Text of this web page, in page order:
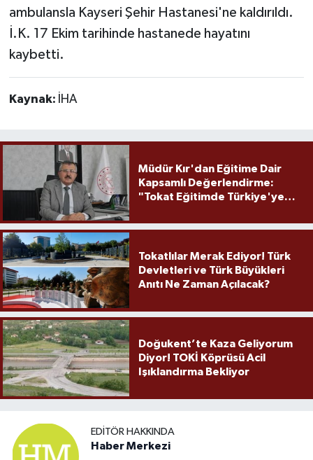
ambulansla Kayseri Şehir Hastanesi'ne kaldırıldı.
İ.K. 17 Ekim tarihinde hastanede hayatını
kaybetti.
Kaynak: İHA
Müdür Kır'dan Eğitime Dair
Kapsamlı Değerlendirme:
"Tokat Eğitimde Türkiye'ye
Tokatlılar Merak Ediyor! Türk
Devletleri ve Türk Büyükleri
Anıtı Ne Zaman Açılacak?
Doğukent’te Kaza Geliyorum
Diyor! TOKİ Köprüsü Acil
Işıklandırma Bekliyor
EDITÖR HAKKINDA
Haber Merkezi